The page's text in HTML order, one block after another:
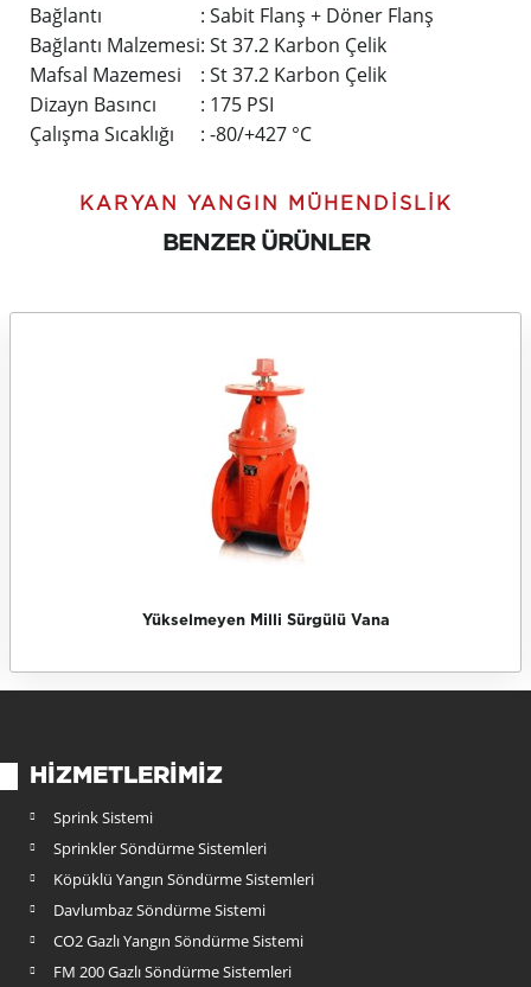
Bağlantı
: Sabit Flanş + Döner Flanş
Bağlantı Malzemesi: St 37.2 Karbon Çelik
Mafsal Mazemesi
: St 37.2 Karbon Çelik
Dizayn Basıncı
: 175 PSI
Çalışma Sıcaklığı
: -80/+427 °C
KARYAN YANGIN MÜHENDISLIK
BENZER ÜRÜNLER
Yükselmeyen Milli Sürgülü Vana
HIZMETLERIMIZ
Sprink Sistemi
Sprinkler Söndürme Sistemleri
Köpüklü Yangın Söndürme Sistemleri
Davlumbaz Söndürme Sistemi
CO2 Gazlı Yangın Söndürme Sistemi
FM 200 Gazlı Söndürme Sistemleri